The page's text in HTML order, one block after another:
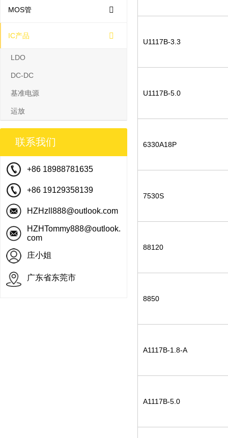
MOS管
IC产品
LDO
DC-DC
基准电源
运放
联系我们
+86 18988781635
+86 19129358139
HZHzll888@outlook.com
HZHTommy888@outlook.
com
庄小姐
广东省东莞市
U1117B-3.3
U1117B-5.0
6330A18P
7530S
88120
8850
A1117B-1.8-A
A1117B-5.0